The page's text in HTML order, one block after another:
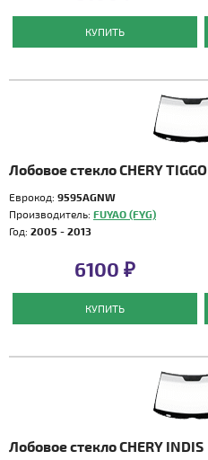
КУПИТЬ
Лобовое стекло CHERY TIGGO
Еврокод: 9595AGNW
Производитель: FUYAO (FYG)
Год: 2005 - 2013
6100 ₽
КУПИТЬ
Лобовое стекло CHERY INDIS